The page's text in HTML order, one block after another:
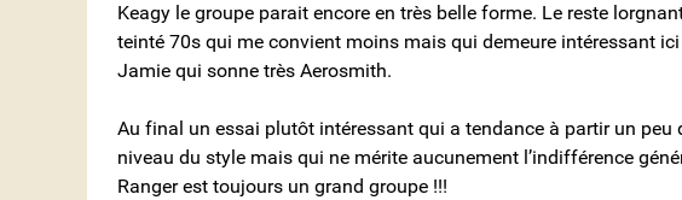
Keagy le groupe parait encore en très belle forme. Le reste
teinté 70s qui me convient moins mais qui demeure intéressant
Jamie qui sonne très Aerosmith.
Au final un essai plutôt intéressant qui a tendance à partir un peu
niveau du style mais qui ne mérite aucunement l’indifférence
Ranger est toujours un grand groupe !!!